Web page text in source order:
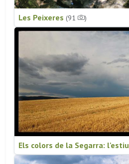
Les Peixeres (91 )
Els colors de la Segarra: l'estiu